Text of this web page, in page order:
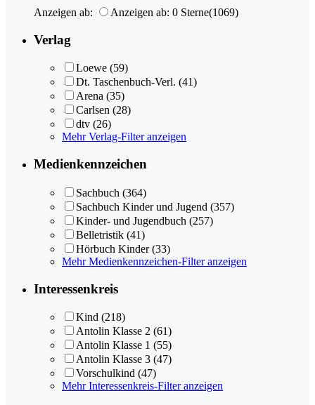
Anzeigen ab: Anzeigen ab: 0 Sterne(1069)
Verlag
Loewe (59)
Dt. Taschenbuch-Verl. (41)
Arena (35)
Carlsen (28)
dtv (26)
Mehr Verlag-Filter anzeigen
Medienkennzeichen
Sachbuch (364)
Sachbuch Kinder und Jugend (357)
Kinder- und Jugendbuch (257)
Belletristik (41)
Hörbuch Kinder (33)
Mehr Medienkennzeichen-Filter anzeigen
Interessenkreis
Kind (218)
Antolin Klasse 2 (61)
Antolin Klasse 1 (55)
Antolin Klasse 3 (47)
Vorschulkind (47)
Mehr Interessenkreis-Filter anzeigen